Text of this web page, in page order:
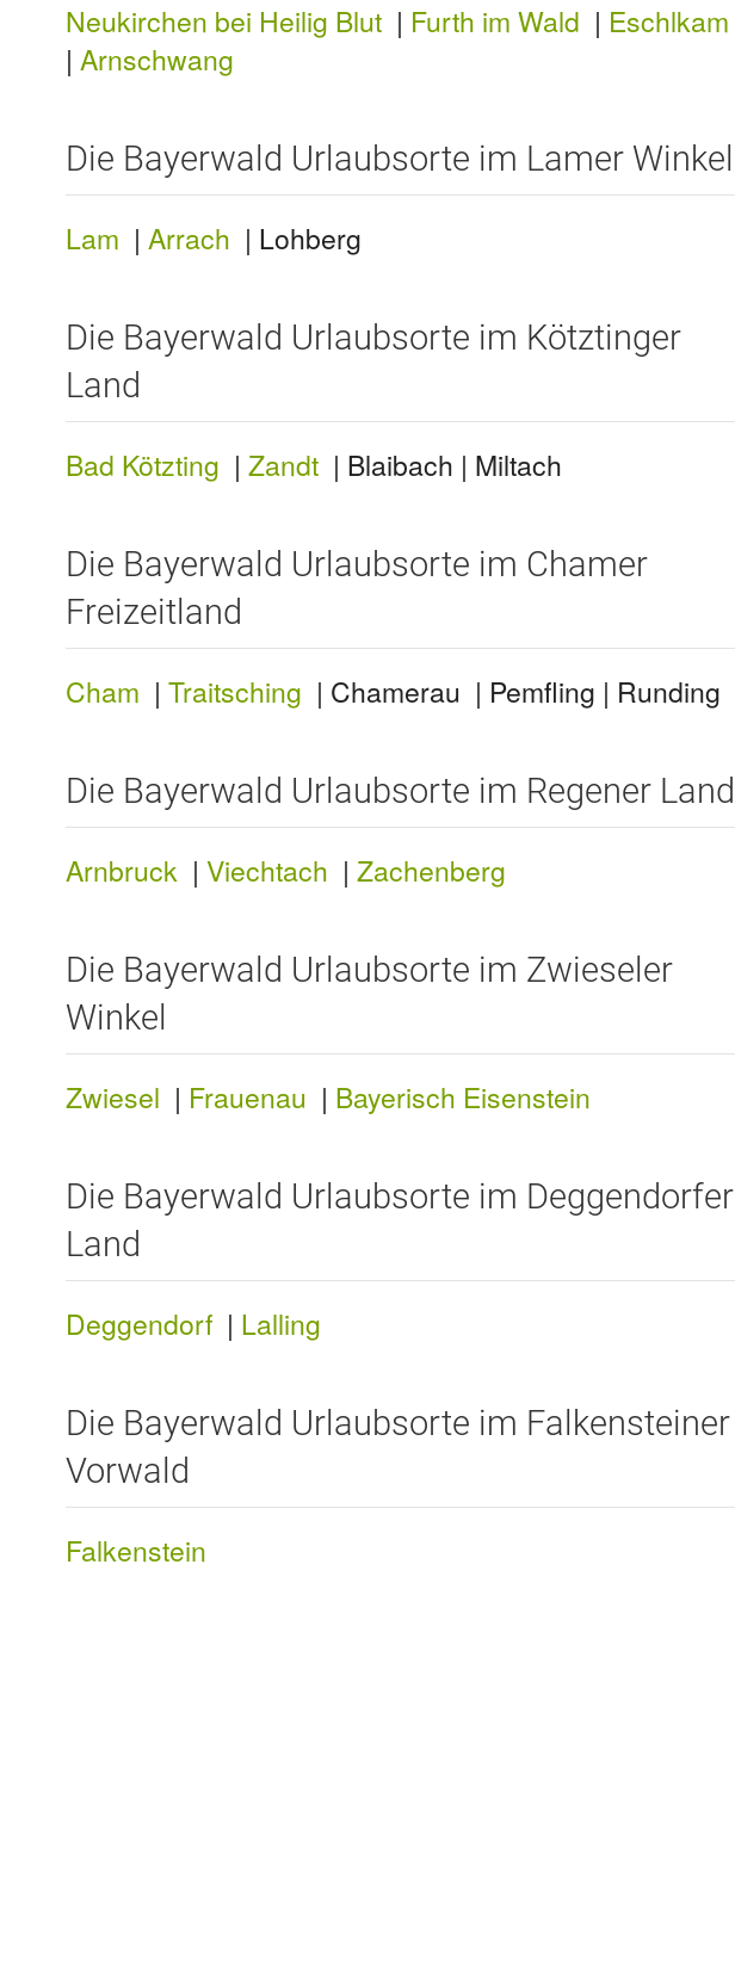
Neukirchen bei Heilig Blut | Furth im Wald | Eschlkam
| Arnschwang
Die Bayerwald Urlaubsorte im Lamer Winkel
Lam | Arrach | Lohberg
Die Bayerwald Urlaubsorte im Kötztinger
Land
Bad Kötzting | Zandt | Blaibach | Miltach
Die Bayerwald Urlaubsorte im Chamer
Freizeitland
Cham | Traitsching | Chamerau | Pemfling | Runding
Die Bayerwald Urlaubsorte im Regener Land
Arnbruck | Viechtach | Zachenberg
Die Bayerwald Urlaubsorte im Zwieseler
Winkel
Zwiesel | Frauenau | Bayerisch Eisenstein
Die Bayerwald Urlaubsorte im Deggendorfer
Land
Deggendorf | Lalling
Die Bayerwald Urlaubsorte im Falkensteiner
Vorwald
Falkenstein